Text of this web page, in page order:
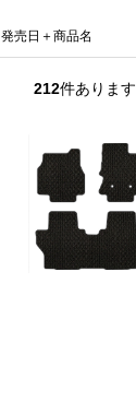
発売日＋商品名
212件あります